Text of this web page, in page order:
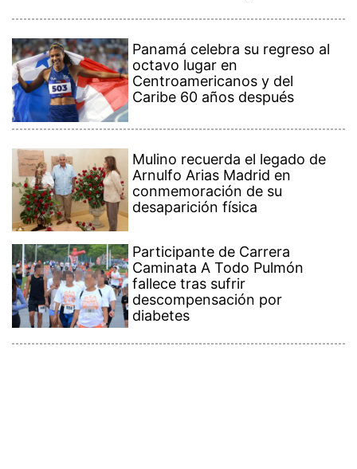
Panamá celebra su regreso al
octavo lugar en
Centroamericanos y del
Caribe 60 años después
Mulino recuerda el legado de
Arnulfo Arias Madrid en
conmemoración de su
desaparición física
Participante de Carrera
Caminata A Todo Pulmón
fallece tras sufrir
descompensación por
diabetes